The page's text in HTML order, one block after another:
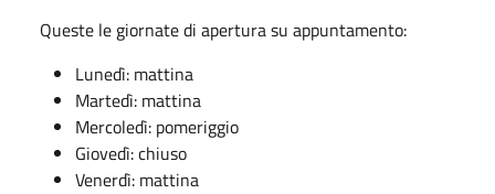
Queste le giornate di apertura su appuntamento:
Lunedì: mattina
Martedì: mattina
Mercoledì: pomeriggio
Giovedì: chiuso
Venerdì: mattina